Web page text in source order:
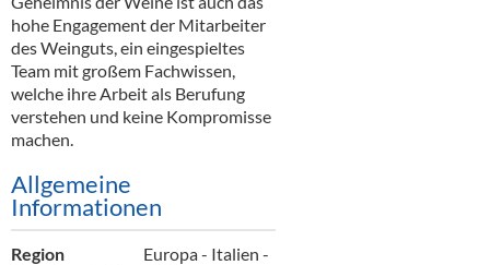
hohe Engagement der Mitarbeiter
des Weinguts, ein eingespieltes
Team mit großem Fachwissen,
welche ihre Arbeit als Berufung
verstehen und keine Kompromisse
machen.
Allgemeine
Informationen
Region
Europa - Italien -